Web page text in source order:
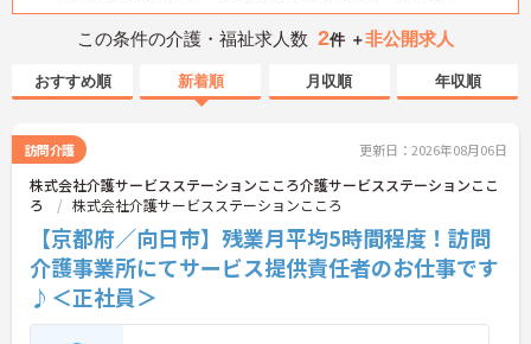
この条件の介護・福祉求人数 2件 ＋非公開求人
おすすめ順 新着順 月収順 年収順
訪問介護 更新日：2026年08月06日
株式会社介護サービスステーションこころ介護サービスステーションここ
ろ
株式会社介護サービスステーションこころ
【京都府／向日市】残業月平均5時間程度！訪問
介護事業所にてサービス提供責任者のお仕事です
♪＜正社員＞